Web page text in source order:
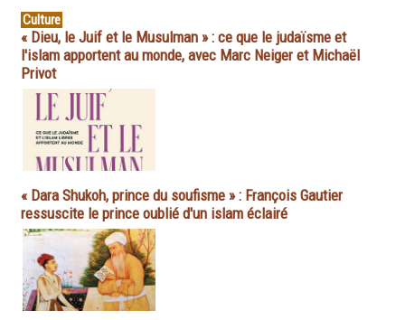
Culture
« Dieu, le Juif et le Musulman » : ce que le judaïsme et
l'islam apportent au monde, avec Marc Neiger et Michaël
Privot
« Dara Shukoh, prince du soufisme » : François Gautier
ressuscite le prince oublié d'un islam éclairé